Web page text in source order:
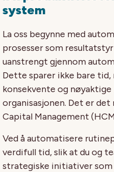
system
La oss begynne med
prosesser som
uanstrengt gjennom
Dette sparer ikke bare tid,
konsekvente og nøyaktige
organisasjonen. Det er det
Capital Management
Ved å automatisere
verdifull tid, slik at du og
strategiske initiativer som